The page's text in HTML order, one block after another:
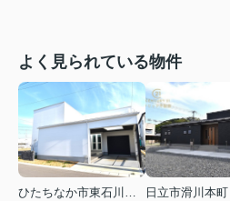
よく見られている物件
日立市滑川本町